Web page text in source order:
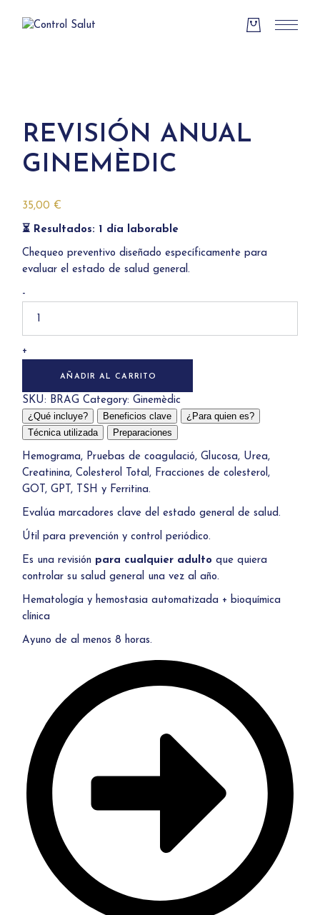
REVISIÓN ANUAL
GINEMÈDIC
35,00 €
⏳ Resultados: 1 día laborable
Chequeo preventivo diseñado específicamente para
evaluar el estado de salud general.
Anual
Ginemèdic
quantity
-
+
AÑADIR AL CARRITO
SKU: BRAGCategory: Ginemèdic
¿Qué incluye?
Beneficios clave
¿Para quien es?
Técnica utilizada
Preparaciones
Hemograma, Pruebas de coagulació, Glucosa, Urea,
Creatinina, Colesterol Total, Fracciones de colesterol,
GOT, GPT, TSH y Ferritina.
Evalúa marcadores clave del estado general de salud.
Útil para prevención y control periódico.
Es una revisión para cualquier adulto que quiera
controlar su salud general una vez al año.
Hematología y hemostasia automatizada + bioquímica
clínica
Ayuno de al menos 8 horas.